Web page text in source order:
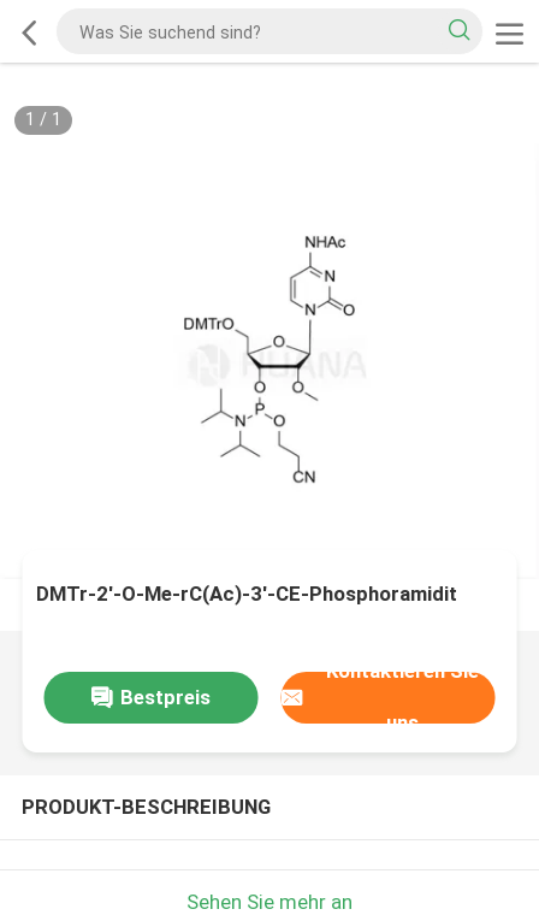
1 / 1
DMTr-2'-O-Me-rC(Ac)-3'-CE-Phosphoramidit
Bestpreis
Kontaktieren Sie
uns
PRODUKT-BESCHREIBUNG
Sehen Sie mehr an